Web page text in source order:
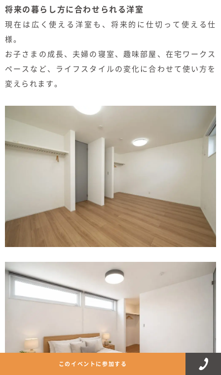
このイベントに参加する
将来の暮らし方に合わせられる洋室
現在は広く使える洋室も、将来的に仕切って使える仕
様。
お子さまの成長、夫婦の寝室、趣味部屋、在宅ワークス
ペースなど、ライフスタイルの変化に合わせて使い方を
変えられます。